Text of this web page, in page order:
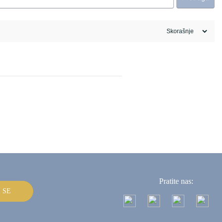
SE
Pratite nas: